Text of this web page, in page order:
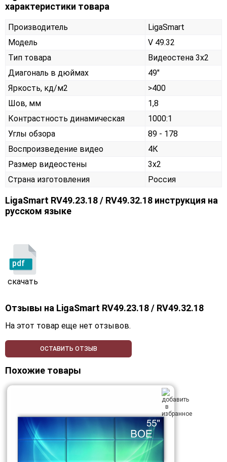
характеристики товара
Производитель
LigaSmart
Модель
V 49.32
Тип товара
Видеостена 3х2
Диагональ в дюймах
49"
Яркость, кд/м2
>400
Шов, мм
1,8
Контрастность динамическая
1000:1
Углы обзора
89 - 178
Воспроизведение видео
4К
Размер видеостены
3x2
Страна изготовления
Россия
LigaSmart RV49.23.18 / RV49.32.18 инструкция на
русском языке
pdf
скачать
Отзывы на LigaSmart RV49.23.18 / RV49.32.18
На этот товар еще нет отзывов.
ОСТАВИТЬ ОТЗЫВ
Похожие товары